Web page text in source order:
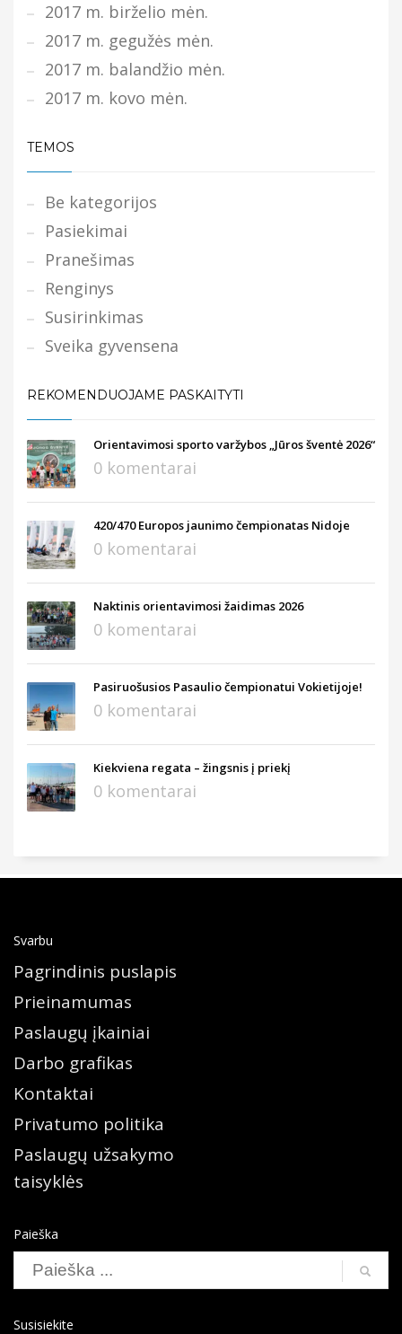
2017 m. birželio mėn.
2017 m. gegužės mėn.
2017 m. balandžio mėn.
2017 m. kovo mėn.
TEMOS
Be kategorijos
Pasiekimai
Pranešimas
Renginys
Susirinkimas
Sveika gyvensena
REKOMENDUOJAME PASKAITYTI
Orientavimosi sporto varžybos „Jūros šventė 2026“
0 komentarai
420/470 Europos jaunimo čempionatas Nidoje
0 komentarai
Naktinis orientavimosi žaidimas 2026
0 komentarai
Pasiruošusios Pasaulio čempionatui Vokietijoje!
0 komentarai
Kiekviena regata – žingsnis į priekį
0 komentarai
Svarbu
Pagrindinis puslapis
Prieinamumas
Paslaugų įkainiai
Darbo grafikas
Kontaktai
Privatumo politika
Paslaugų užsakymo
taisyklės
Paieška
Susisiekite